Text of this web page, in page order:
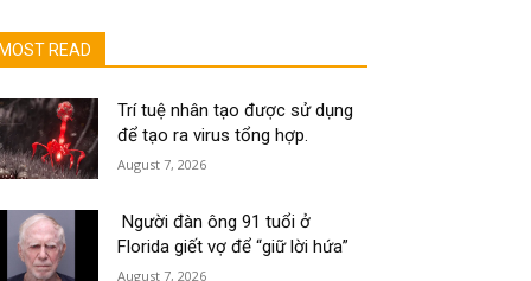
MOST READ
Trí tuệ nhân tạo được sử dụng
để tạo ra virus tổng hợp.
August 7, 2026
Người đàn ông 91 tuổi ở
Florida giết vợ để “giữ lời hứa”
August 7, 2026